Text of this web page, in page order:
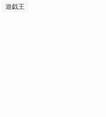
遊戯王